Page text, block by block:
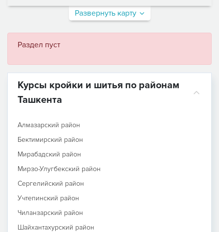
Развернуть карту
Раздел пуст
Курсы кройки и шитья по районам
Ташкента
Алмазарский район
Бектимирский район
Мирабадский район
Мирзо-Улугбекский район
Сергелийский район
Учтепинский район
Чиланзарский район
Шайхантахурский район